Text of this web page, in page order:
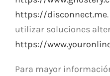
https://disconnect.me
utilizar soluciones
https://
Para mayor